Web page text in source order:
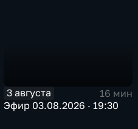
3 августа
16 мин
Эфир 03.08.2026 · 19:30